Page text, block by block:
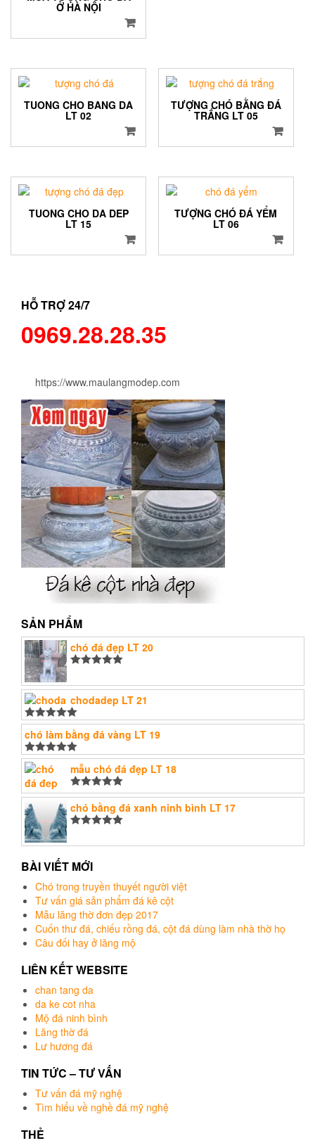
Ở HÀ NỘI
TUONG CHO BANG DA
LT 02
TƯỢNG CHÓ BẰNG ĐÁ
TRẮNG LT 05
TUONG CHO DA DEP
LT 15
TƯỢNG CHÓ ĐÁ YỂM
LT 06
HỖ TRỢ 24/7
0969.28.28.35
https://www.maulangmodep.com
SẢN PHẨM
chó đá đẹp LT 20
hạng5.005
chodadep LT 21
Được xếp
hạng 5.00 5
sao
chó làm bằng đá vàng LT 19
Được xếp
hạng5.00
5
sao
mẫu chó đá đẹp LT 18
Được xếp
hạng5.005
sao
chó bằng đá xanh ninh bình LT 17
hạng5.005
BÀI VIẾT MỚI
Chó trong truyền thuyết người việt
Tư vấn giá sản phẩm đá kê cột
Mẫu lăng thờ đơn đẹp 2017
Cuốn thư đá, chiếu rồng đá, cột đá dùng làm nhà thờ họ
Câu đối hay ở lăng mộ
LIÊN KẾT WEBSITE
chan tang da
da ke cot nha
Mộ đá ninh bình
Lăng thờ đá
Lư hương đá
TIN TỨC – TƯ VẤN
Tư vấn đá mỹ nghệ
Tìm hiểu về nghề đá mỹ nghệ
THẺ